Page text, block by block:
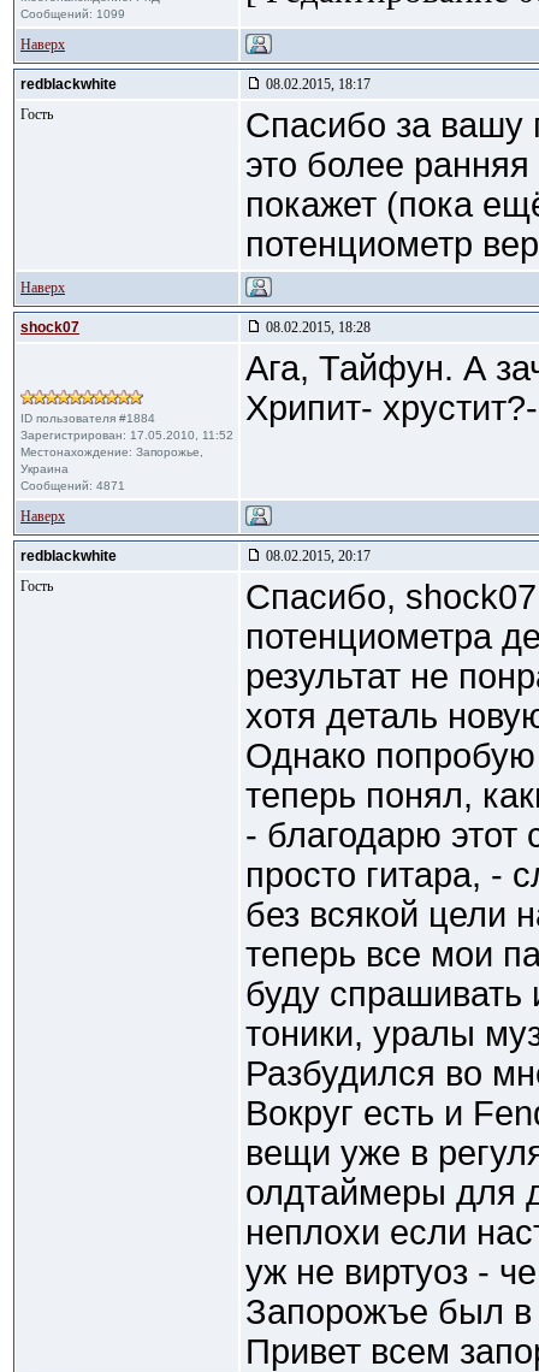
Сообщений: 1099
Наверх
redblackwhite
08.02.2015, 18:17
Гость
Спасибо за вашу
это более
покажет (пока
потенциометр
Наверх
shock07 08.02.2015, 18:28
ID пользователя #1884
Зарегистрирован: 17.05.2010, 11:52
Местонахождение: Запорожье,
Украина
Сообщений: 4871
Ага, Тайфун. А
Хрипит-
Наверх
redblackwhite
08.02.2015, 20:17
Гость
Спасибо,
потенциометра
результат не
хотя деталь
Однако
теперь понял,
- благодарю
просто гитара, -
без всякой цели
теперь все мои
буду спрашивать
тоники, уралы
Разбудился во
Вокруг есть и
вещи уже в
олдтаймеры для
неплохи если
уж не виртуоз -
Запорожъе был в
Привет всем